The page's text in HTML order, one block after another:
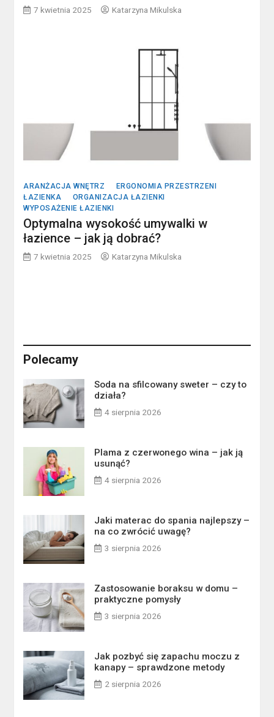
7 kwietnia 2025 Katarzyna Mikulska
ARANŻACJA WNĘTRZ
ERGONOMIA PRZESTRZENI
ŁAZIENKA
ORGANIZACJA ŁAZIENKI
WYPOSAŻENIE ŁAZIENKI
Optymalna wysokość umywalki w
łazience – jak ją dobrać?
7 kwietnia 2025 Katarzyna Mikulska
Polecamy
Soda na sfilcowany sweter – czy to
działa?
4 sierpnia 2026
Plama z czerwonego wina – jak ją
usunąć?
4 sierpnia 2026
Jaki materac do spania najlepszy –
na co zwrócić uwagę?
3 sierpnia 2026
Zastosowanie boraksu w domu –
praktyczne pomysły
3 sierpnia 2026
Jak pozbyć się zapachu moczu z
kanapy – sprawdzone metody
2 sierpnia 2026